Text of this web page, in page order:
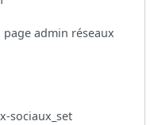
admin réseaux
sociaux_set